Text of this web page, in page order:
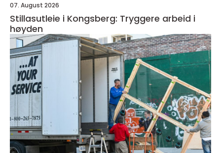
07. August 2026
Stillasutleie i Kongsberg: Tryggere arbeid i
høyden